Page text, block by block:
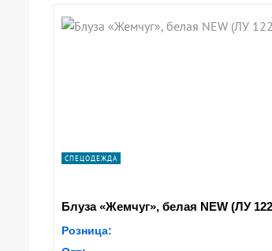
СПЕЦОДЕЖДА
Блуза «Жемчуг», белая NEW (ЛУ
Розница: